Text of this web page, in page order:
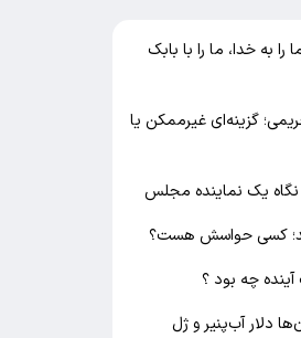
را به خدا، ما را با بابک
گزینه‌ای غیرممکن یا
نگاه یک نماینده مجلس
چه بود ؟
دلار آب‌پنیر و ژل